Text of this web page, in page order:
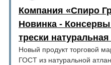
Компания «Спиро
Новинка -
трески
Новый продукт торговой
ГОСТ из натуральной